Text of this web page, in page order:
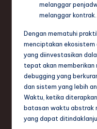
melanggar
melanggar kontrak.
Dengan mematuhi
menciptakan ekosistem
yang diinvestasikan
tepat akan
debugging yang
dan sistem yang lebih
Waktu, ketika
batasan waktu abstrak
yang dapat